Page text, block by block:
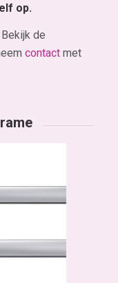
op.
de
contactmet